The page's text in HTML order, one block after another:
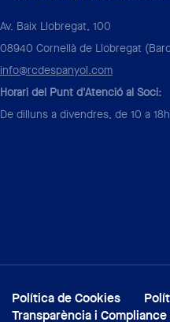
Av. Baix Llobregat, 100
08940 Cornellà de Llobregat
info@rcdespanyol.com
Horari del Punt d'Atenció al Soci:
De dilluns a divendres, de 10 a 18h
Política de Cookies
Transparència i